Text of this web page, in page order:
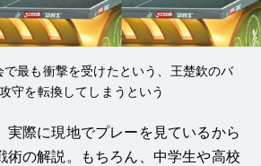
最も衝撃を受けたという、王楚欽のバ
守を転換してしまうという
実際に現地でプレーを見ているから
術の解説。もちろん、中学生や高校